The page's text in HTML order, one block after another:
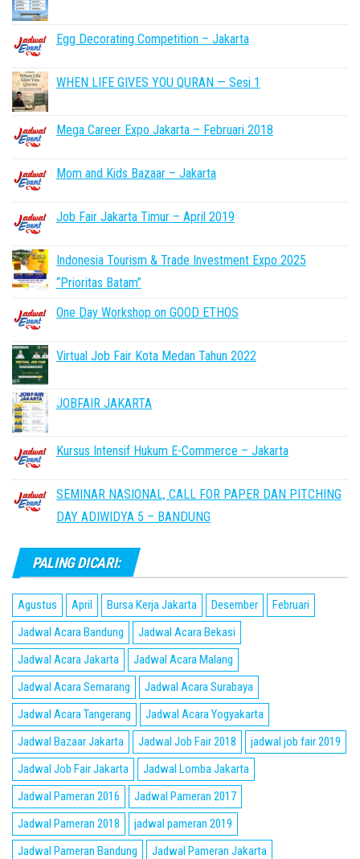
Egg Decorating Competition – Jakarta
WHEN LIFE GIVES YOU QURAN — Sesi 1
Mega Career Expo Jakarta – Februari 2018
Mom and Kids Bazaar – Jakarta
Job Fair Jakarta Timur – April 2019
Indonesia Tourism & Trade Investment Expo 2025
“Prioritas Batam”
One Day Workshop on GOOD ETHOS
Virtual Job Fair Kota Medan Tahun 2022
JOBFAIR JAKARTA
Kursus Intensif Hukum E-Commerce – Jakarta
SEMINAR NASIONAL, CALL FOR PAPER DAN PITCHING
DAY ADIWIDYA 5 – BANDUNG
PALING DICARI:
Agustus April Bursa Kerja Jakarta Desember
Februari
Jadwal Acara Bandung
Jadwal Acara Bekasi
Jadwal Acara Jakarta
Jadwal Acara Malang
Jadwal Acara Semarang
Jadwal Acara Surabaya
Jadwal Acara Tangerang
Jadwal Acara Yogyakarta
Jadwal Bazaar Jakarta
Jadwal Job Fair 2018
jadwal job fair 2019
Jadwal Job Fair Jakarta
Jadwal Lomba Jakarta
Jadwal Pameran 2016
Jadwal Pameran 2017
Jadwal Pameran 2018
jadwal pameran 2019
Jadwal Pameran Bandung
Jadwal Pameran Jakarta